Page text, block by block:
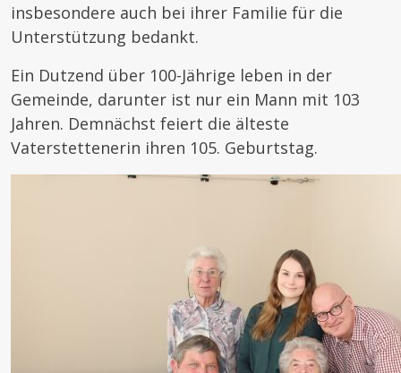
insbesondere auch bei ihrer Familie für die
Unterstützung bedankt.
Ein Dutzend über 100-Jährige leben in der
Gemeinde, darunter ist nur ein Mann mit 103
Jahren. Demnächst feiert die älteste
Vaterstettenerin ihren 105. Geburtstag.